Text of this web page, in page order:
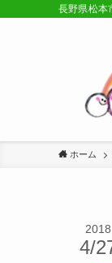
長野県松本
ホーム
2018
4/